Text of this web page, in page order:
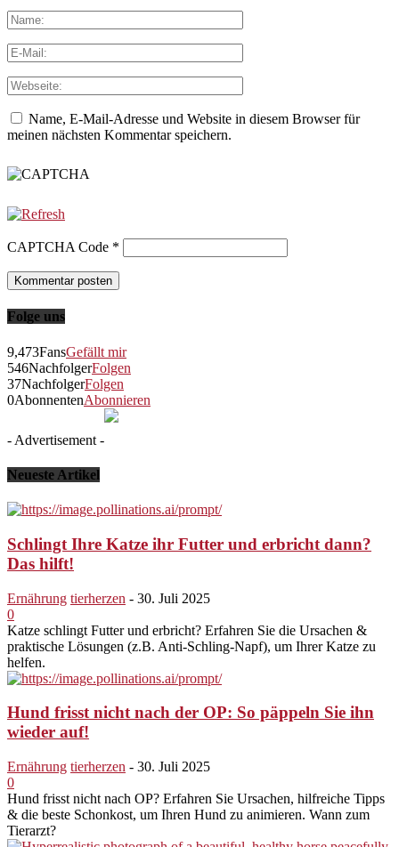
Name, E-Mail-Adresse und Website in diesem Browser für
meinen nächsten Kommentar speichern.
CAPTCHA Code *
Folge uns
9,473FansGefällt mir
546NachfolgerFolgen
37NachfolgerFolgen
0AbonnentenAbonnieren
- Advertisement -
Neueste Artikel
Schlingt Ihre Katze ihr Futter und erbricht dann?
Das hilft!
Ernährung tierherzen - 30. Juli 2025
0
Katze schlingt Futter und erbricht? Erfahren Sie die Ursachen &
praktische Lösungen (z.B. Anti-Schling-Napf), um Ihrer Katze zu
helfen.
Hund frisst nicht nach der OP: So päppeln Sie ihn
wieder auf!
Ernährung tierherzen - 30. Juli 2025
0
Hund frisst nicht nach OP? Erfahren Sie Ursachen, hilfreiche Tipps
& die beste Schonkost, um Ihren Hund zu animieren. Wann zum
Tierarzt?